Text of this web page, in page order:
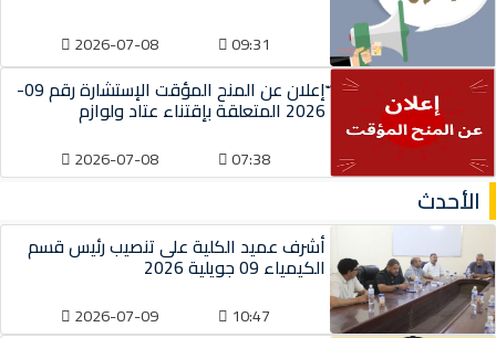
09:31
2026-07-08
ّإعلان عن المنح المؤقت الإستشارة رقم 09-
2026 المتعلقة بإقتناء عتاد ولوازم
07:38
2026-07-08
الأحدث
أشرف عميد الكلية على تنصيب رئيس قسم
الكيمياء 09 جويلية 2026
10:47
2026-07-09